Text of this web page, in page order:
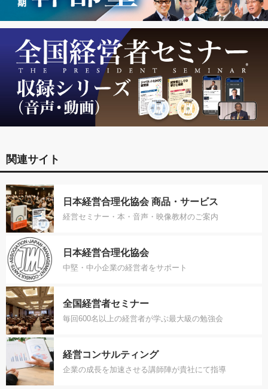
関連サイト
日本経営合理化協会 商品・サービス
経営セミナー・本・音声・映像教材のご案内
日本経営合理化協会
中堅・中小企業の経営者をサポート
全国経営者セミナー
毎回600名以上の経営者が学ぶ最大級の勉強会
経営コンサルティング
企業の成長を加速させる講師陣が貴社にて指導